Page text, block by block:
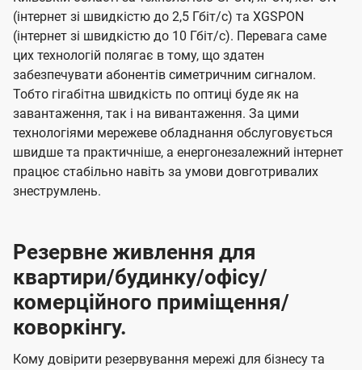
(інтернет зі швидкістю до 2,5 Гбіт/с) та XGSPON
(інтернет зі швидкістю до 10 Гбіт/с). Перевага саме
цих технологій полягає в тому, що здатен
забезпечувати абонентів симетричним сигналом.
Тобто гігабітна швидкість по оптиці буде як на
завантаження, так і на вивантаження. За цими
технологіями мережеве обладнання обслуговується
швидше та практичніше, а енергонезалежний інтернет
працює стабільно навіть за умови довготривалих
знеструмлень.
Резервне живлення для
квартири/будинку/офісу/
комерційного приміщення/
коворкінгу.
Кому довірити резервування мережі для бізнесу та